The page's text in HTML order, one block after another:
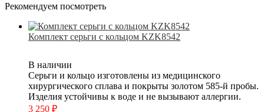
Рекомендуем посмотреть
Комплект серьги с кольцом KZK8542
В наличии
Серьги и кольцо изготовлены из медицинского
хирургического сплава и покрыты золотом 585-й пробы.
Изделия устойчивы к воде и не вызывают аллергии.
3 250 ₽